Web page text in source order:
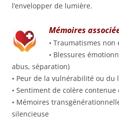
l’envelopper de lumière.
Mémoires
• Traumatismes non
• Blessures
abus, séparation)
• Peur de la vulnérabilité ou du
• Sentiment de colère
• Mémoires
silencieuse